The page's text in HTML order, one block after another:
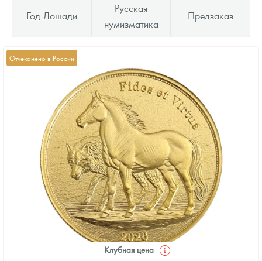
Год Лошади
Русская
нумизматика
Предзаказ
Отчеканено в России
Клубная цена